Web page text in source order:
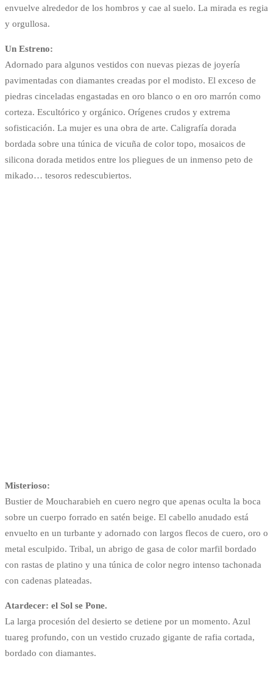
envuelve alrededor de los hombros y cae al suelo. La mirada es regia
y orgullosa.
Un Estreno:
Adornado para algunos vestidos con nuevas piezas de joyería
pavimentadas con diamantes creadas por el modisto. El exceso de
piedras cinceladas engastadas en oro blanco o en oro marrón como
corteza. Escultórico y orgánico. Orígenes crudos y extrema
sofisticación. La mujer es una obra de arte. Caligrafía dorada
bordada sobre una túnica de vicuña de color topo, mosaicos de
silicona dorada metidos entre los pliegues de un inmenso peto de
mikado… tesoros redescubiertos.
Misterioso:
Bustier de Moucharabieh en cuero negro que apenas oculta la boca
sobre un cuerpo forrado en satén beige. El cabello anudado está
envuelto en un turbante y adornado con largos flecos de cuero, oro o
metal esculpido. Tribal, un abrigo de gasa de color marfil bordado
con rastas de platino y una túnica de color negro intenso tachonada
con cadenas plateadas.
Atardecer: el Sol se Pone.
La larga procesión del desierto se detiene por un momento. Azul
tuareg profundo, con un vestido cruzado gigante de rafia cortada,
bordado con diamantes.